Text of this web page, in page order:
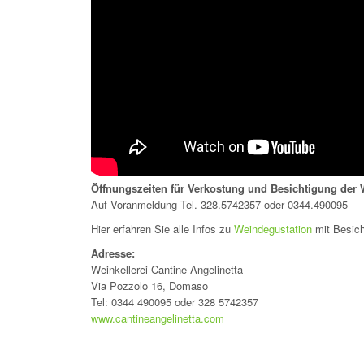
Öffnungszeiten für Verkostung und Besichtigung der
Auf Voranmeldung Tel. 328.5742357 oder0344.490095
Hier erfahren Sie alle Infos zu Weindegustation mit
Adresse:
Weinkellerei Cantine Angelinetta
Via Pozzolo 16, Domaso
Tel: 0344 490095 oder 328 5742357
www.cantineangelinetta.com